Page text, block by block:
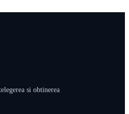
si obtinerea